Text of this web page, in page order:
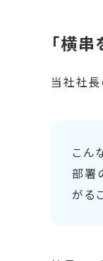
「横串
当社社長
こん
部署
がる